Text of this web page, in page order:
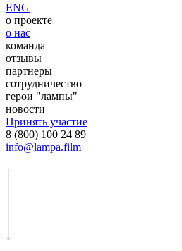
ENG
о проекте
о нас
команда
отзывы
партнеры
сотрудничество
герои "лампы"
новости
Принять участие
8 (800) 100 24 89
info@lampa.film